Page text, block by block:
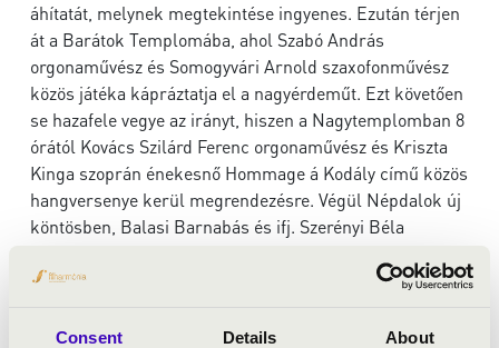
Consent Details About
áhítatát, melynek megtekintése ingyenes. Ezután térjen
át a Barátok Templomába, ahol Szabó András
orgonaművész és Somogyvári Arnold szaxofonművész
közös játéka kápráztatja el a nagyérdeműt. Ezt követően
se hazafele vegye az irányt, hiszen a Nagytemplomban 8
órától Kovács Szilárd Ferenc orgonaművész és Kriszta
Kinga szoprán énekesnő Hommage á Kodály című közös
hangversenye kerül megrendezésre. Végül Népdalok új
köntösben, Balasi Barnabás és ifj. Szerényi Béla
Evangélikus templomban. És a legjobb, hogy egy